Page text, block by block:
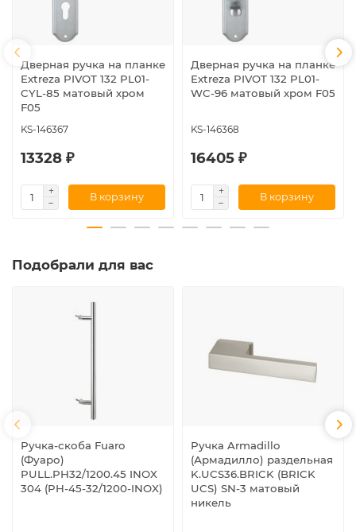
Дверная ручка на планке
Extreza PIVOT 132 PL01-
CYL-85 матовый хром
F05
KS-146367
13328 ₽
В корзину
Дверная ручка на планке
Extreza PIVOT 132 PL01-
WC-96 матовый хром F05
KS-146368
16405 ₽
В корзину
Подобрали для вас
Ручка-скоба Fuaro
(Фуаро)
PULL.PH32/1200.45 INOX
304 (PH-45-32/1200-INOX)
Ручка Armadillo
(Армадилло) раздельная
K.UCS36.BRICK (BRICK
UCS) SN-3 матовый
никель